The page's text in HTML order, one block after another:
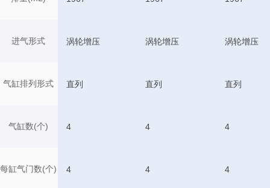
进气形式
气缸排列形式
气缸数(个)
每缸气门数(个)
涡轮增压 涡轮增压 涡轮增压
直列 直列 直列
4 4 4
4 4 4